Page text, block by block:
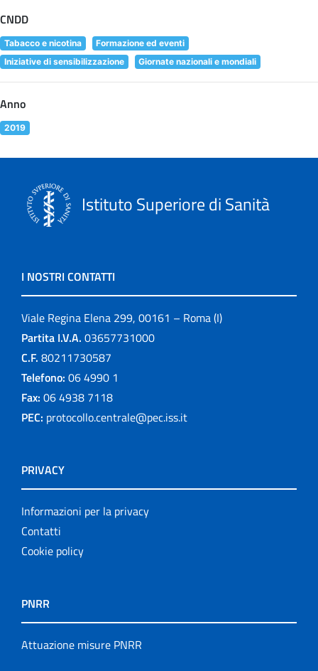
CNDD
Tabacco e nicotina
Formazione ed eventi
Iniziative di sensibilizzazione
Giornate nazionali e mondiali
Anno
2019
Istituto Superiore di Sanità
I NOSTRI CONTATTI
Viale Regina Elena 299, 00161 – Roma (I)
Partita I.V.A. 03657731000
C.F. 80211730587
Telefono: 06 4990 1
Fax: 06 4938 7118
PEC: protocollo.centrale@pec.iss.it
PRIVACY
Informazioni per la privacy
Contatti
Cookie policy
PNRR
Attuazione misure PNRR